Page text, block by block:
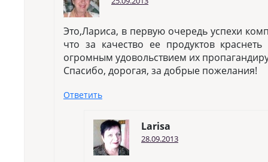
Это,Лариса, в первую очередь успехи
что за качество ее продуктов
огромным удовольствием их
Спасибо, дорогая, за добрые пожелания!
Ответить
Larisa
28.09.2013